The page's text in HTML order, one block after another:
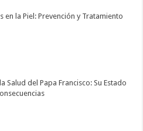
en la Piel: Prevención y Tratamiento
Salud del Papa Francisco: Su Estado